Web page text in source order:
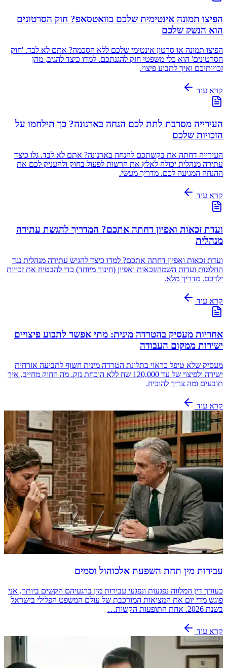
הפיצו תמונה אינטימית שלכם בוואטסאפ? חוק הסרטונים
הוא הנשק שלכם
הפיצו תמונה או סרטון אינטימי שלכם ללא הסכמה? אתם לא לבד. 'חוק
הסרטונים' הוא כלי משפטי חזק להגנתכם. למדו כיצד להגיב, מהן
זכויותיכם ואיך לתבוע פיצוי.
קרא עוד
העירייה מסרבת לתת לכם הנחה בארנונה? כך תילחמו על
הזכויות שלכם
העירייה דחתה את בקשתכם להנחה בארנונה? אתם לא לבד. גלו כיצד
עתירה מנהלית יכולה לאלץ את הרשות לפעול בחוק ולהעניק לכם את
ההנחה המגיעה לכם. מדריך מעשי.
קרא עוד
ועדת זכאות ואפיון דחתה אתכם? המדריך להגשת עתירה
מנהלית
ועדת זכאות ואפיון דחתה אתכם? למדו כיצד להגיש עתירה מנהלית נגד
החלטות ועדות השמה/זכאות ואפיון (חינוך מיוחד) כדי להבטיח את זכויות
ילדכם. מדריך מלא.
קרא עוד
אחריות מעסיק בהטרדה מינית: מתי אפשר לתבוע פיצויים
ישירות ממקום העבודה
מעסיק שלא טיפל כראוי בתלונת הטרדה מינית חשוף לתביעה אזרחית
ישירה ולפיצוי של עד 120,000 שח ללא הוכחת נזק. מה החוק מחייב, איך
תובעים ומה צריך להוכיח.
קרא עוד
עבירות מין תחת השפעת אלכוהול וסמים
כעורך דין המלווה נפגעות ונפגעי עבירות מין ברגעיהם הקשים ביותר, אני
פוגש מדי יום את המציאות המורכבת של עולם המשפט הפלילי בישראל
בשנת 2026. אחת התופעות הקשות…
קרא עוד